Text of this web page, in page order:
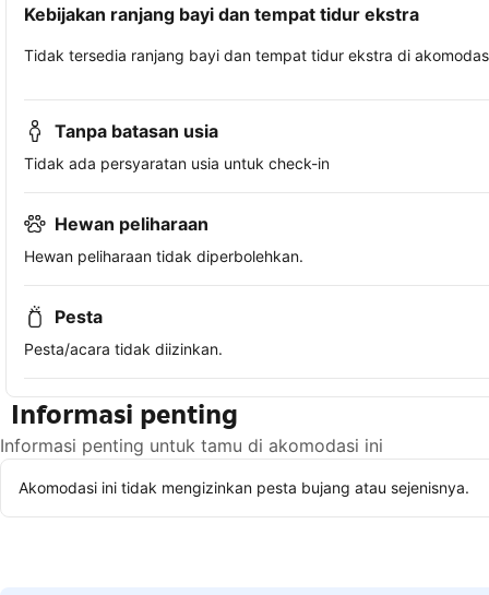
Kebijakan ranjang bayi dan tempat tidur ekstra
Tidak tersedia ranjang bayi dan tempat tidur ekstra di
Tanpa batasan usia
Tidak ada persyaratan usia untuk check-in
Hewan peliharaan
Hewan peliharaan tidak diperbolehkan.
Pesta
Pesta/acara tidak diizinkan.
Informasi penting
Informasi penting untuk tamu di akomodasi ini
Akomodasi ini tidak mengizinkan pesta bujang atau sejenisnya.